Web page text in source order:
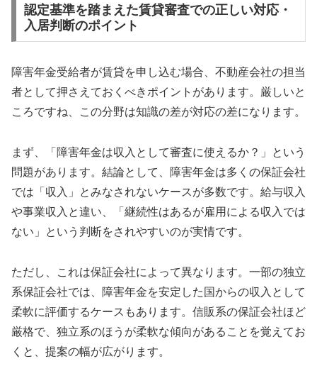
認定基準を踏まえた賃貸審査での正しい対応・
入居判断のポイント
障害年金受給者が賃貸を申し込む場合、不動産会社の担当
者として押さえておくべきポイントがあります。厳しいと
ころですね、この分野は知識の差が対応の差になります。
まず、「障害年金は収入として審査に使えるか？」という
問題があります。結論として、障害年金は多くの保証会社
では「収入」とみなされないケースが多数です。給与収入
や事業収入と違い、「継続性はあるが雇用による収入では
ない」という判断をされやすいのが実情です。
ただし、これは保証会社によって異なります。一部の独立
系保証会社では、障害年金を安定した国からの収入として
柔軟に評価するケースもあります。信販系の保証会社ほど
厳格で、独立系のほうが柔軟な傾向があることを覚えてお
くと、提案の幅が広がります。